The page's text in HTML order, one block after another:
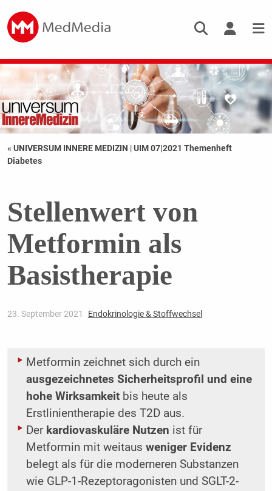
« UNIVERSUM INNERE MEDIZIN |UIM 07|2021 Themenheft
Diabetes
Stellenwert von
Metformin als
Basistherapie
23. September 2021 Endokrinologie & Stoffwechsel
Metformin zeichnet sich durch ein
ausgezeichnetes Sicherheitsprofil und eine
hohe Wirksamkeitbis heute als
Erstlinientherapie des T2D aus.
Der kardiovaskuläre Nutzen ist für
Metformin mit weitaus weniger Evidenz
belegt als für die moderneren Substanzen
wie GLP-1-Rezeptoragonisten und SGLT-2-